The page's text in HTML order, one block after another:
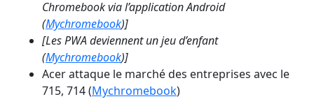
Chromebook via l’application Android
(Mychromebook)]
[Les PWA deviennent un jeu d’enfant
(Mychromebook)]
Acer attaque le marché des entreprises avec le
715, 714 (Mychromebook)